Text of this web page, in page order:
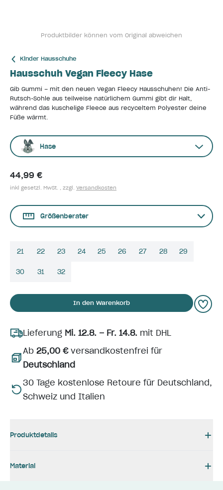
Produktbilder können vom Original abweichen
Kinder Hausschuhe
Hausschuh Vegan Fleecy Hase
Gib Gummi – mit den neuen Vegan Fleecy Hausschuhen! Die Anti-
Rutsch-Sohle aus teilweise natürlichem Gummi gibt dir Halt,
während das kuschelige Fleece aus recyceltem Polyester deine
Füße wärmt.
Hase
44,99 €
inkl gesetzl. MwSt. , zzgl. Versandkosten
Größenberater
21 22 23 24 25 26 27 28 29
30 31 32
In den Warenkorb
Lieferung Mi. 12.8. – Fr. 14.8. mit DHL
Ab 25,00 €versandkostenfrei für
Deutschland
30 Tage kostenlose Retoure für Deutschland,
Schweiz und Italien
Produktdetails
Material